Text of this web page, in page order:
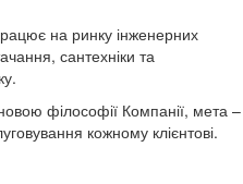
на ринку інженерних
сантехніки та
філософії Компанії, мета –
кожному клієнтові.